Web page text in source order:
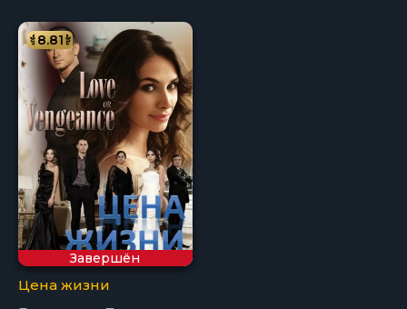
Завершён
8.81
Цена жизни